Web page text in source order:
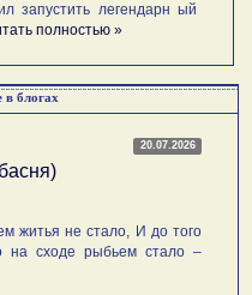
запустить легендарн ый
полностью »
в блогах
20.07.2026
житья не стало, И до того
на сходе рыбьем стало –